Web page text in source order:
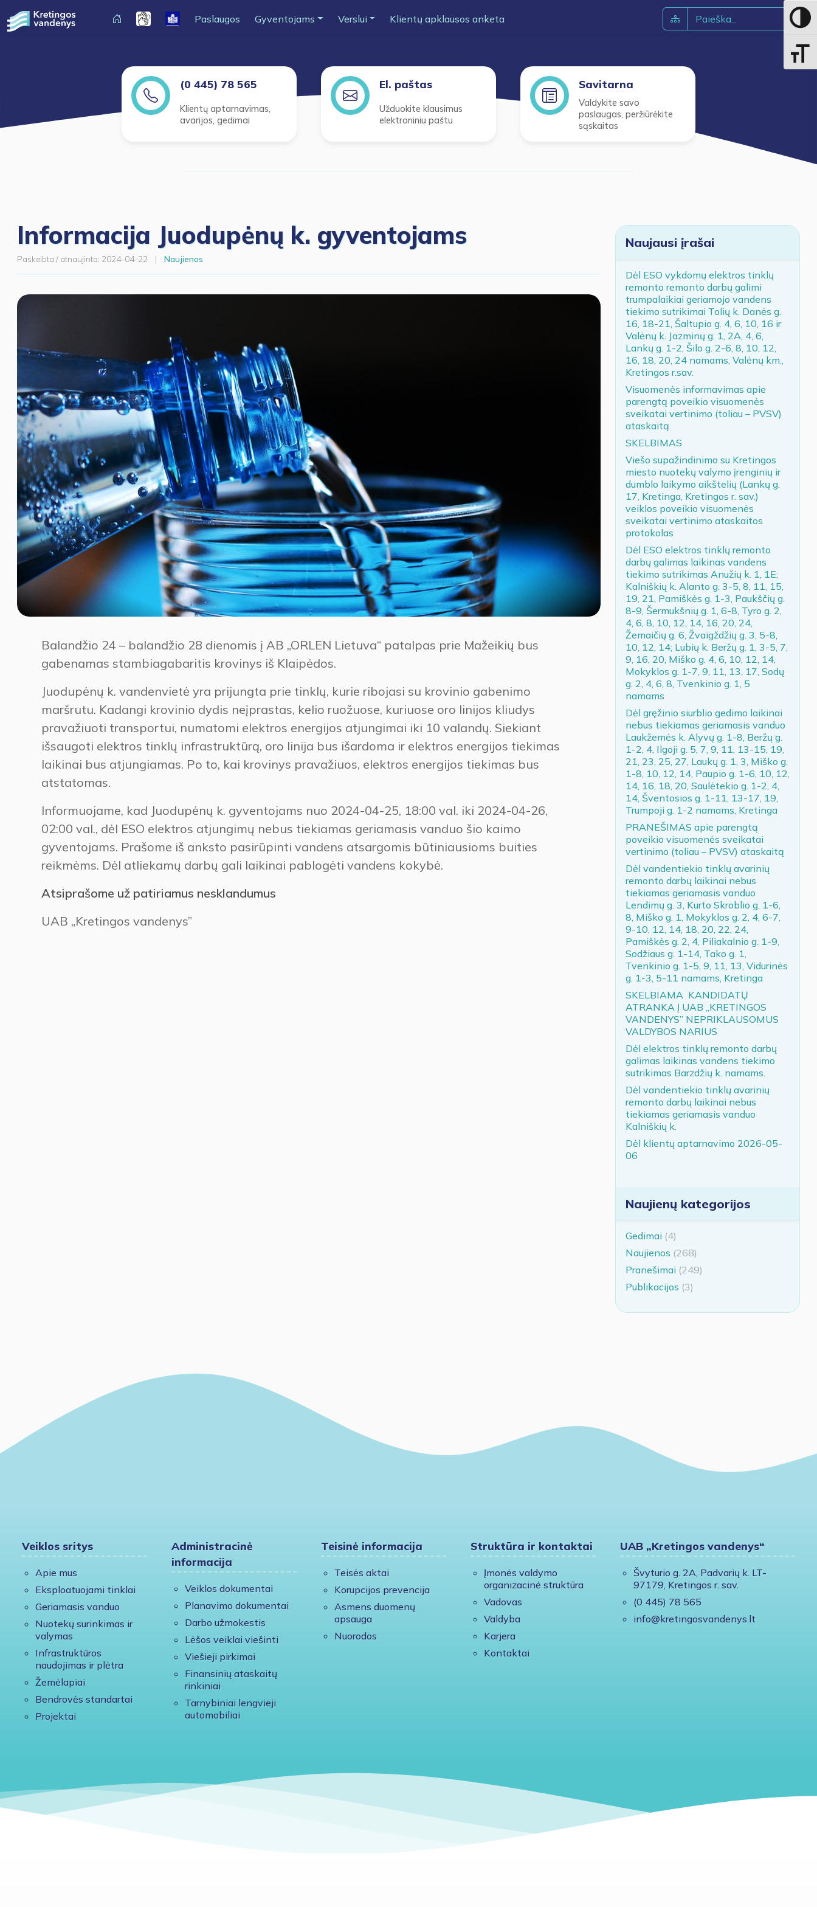
Paslaugos Gyventojams Verslui Klientų apklausos anketa
(0 445) 78 565
Klientų aptarnavimas,
avarijos, gedimai
El. paštas
Užduokite klausimus
elektroniniu paštu
Savitarna
Valdykite savo
paslaugas, peržiūrėkite
sąskaitas
Informacija Juodupėnų k. gyventojams
Paskelbta / atnaujinta: 2024-04-22 | Naujienos
Balandžio 24 – balandžio 28 dienomis į AB „ORLEN Lietuva“ patalpas prie Mažeikių bus
gabenamas stambiagabaritis krovinys iš Klaipėdos.
Juodupėnų k. vandenvietė yra prijungta prie tinklų, kurie ribojasi su krovinio gabenimo
maršrutu. Kadangi krovinio dydis neįprastas, kelio ruožuose, kuriuose oro linijos kliudys
pravažiuoti transportui, numatomi elektros energijos atjungimai iki 10 valandų. Siekiant
išsaugoti elektros tinklų infrastruktūrą, oro linija bus išardoma ir elektros energijos tiekimas
laikinai bus atjungiamas. Po to, kai krovinys pravažiuos, elektros energijos tiekimas bus
atstatomas.
Informuojame, kad Juodupėnų k. gyventojams nuo 2024-04-25, 18:00 val. iki 2024-04-26,
02:00 val., dėl ESO elektros atjungimų nebus tiekiamas geriamasis vanduo šio kaimo
gyventojams. Prašome iš anksto pasirūpinti vandens atsargomis būtiniausioms buities
reikmėms. Dėl atliekamų darbų gali laikinai pablogėti vandens kokybė.
Atsiprašome už patiriamus nesklandumus
UAB „Kretingos vandenys”
Naujausi įrašai
Dėl ESO vykdomų elektros tinklų
remonto remonto darbų galimi
trumpalaikiai geriamojo vandens
tiekimo sutrikimai Tolių k. Danės g.
16, 18-21, Šaltupio g. 4, 6, 10, 16 ir
Valėnų k. Jazminų g. 1, 2A, 4, 6,
Lankų g. 1-2, Šilo g. 2-6, 8, 10, 12,
16, 18, 20, 24 namams, Valėnų km.,
Kretingos r.sav.
Visuomenės informavimas apie
parengtą poveikio visuomenės
sveikatai vertinimo (toliau – PVSV)
ataskaitą
SKELBIMAS
Viešo supažindinimo su Kretingos
miesto nuotekų valymo įrenginių ir
dumblo laikymo aikštelių (Lankų g.
17, Kretinga, Kretingos r. sav.)
veiklos poveikio visuomenės
sveikatai vertinimo ataskaitos
protokolas
Dėl ESO elektros tinklų remonto
darbų galimas laikinas vandens
tiekimo sutrikimas Anužių k. 1, 1E;
Kalniškių k. Alanto g. 3-5, 8, 11, 15,
19, 21, Pamiškės g. 1-3, Paukščių g.
8-9, Šermukšnių g. 1, 6-8, Tyro g. 2,
4, 6, 8, 10, 12, 14, 16, 20, 24,
Žemaičių g. 6, Žvaigždžių g. 3, 5-8,
10, 12, 14; Lubių k. Beržų g. 1, 3-5, 7,
9, 16, 20, Miško g. 4, 6, 10, 12, 14,
Mokyklos g. 1-7, 9, 11, 13, 17, Sodų
g. 2, 4, 6, 8, Tvenkinio g. 1, 5
namams
Dėl gręžinio siurblio gedimo laikinai
nebus tiekiamas geriamasis vanduo
Laukžemės k. Alyvų g. 1-8, Beržų g.
1-2, 4, Ilgoji g. 5, 7, 9, 11, 13-15, 19,
21, 23, 25, 27, Laukų g. 1, 3, Miško g.
1-8, 10, 12, 14, Paupio g. 1-6, 10, 12,
14, 16, 18, 20, Saulėtekio g. 1-2, 4,
14, Šventosios g. 1-11, 13-17, 19,
Trumpoji g. 1-2 namams, Kretinga
PRANEŠIMAS apie parengtą
poveikio visuomenės sveikatai
vertinimo (toliau – PVSV) ataskaitą
Dėl vandentiekio tinklų avarinių
remonto darbų laikinai nebus
tiekiamas geriamasis vanduo
Lendimų g. 3, Kurto Skroblio g. 1-6,
8, Miško g. 1, Mokyklos g. 2, 4, 6-7,
9-10, 12, 14, 18, 20, 22, 24,
Pamiškės g. 2, 4, Piliakalnio g. 1-9,
Sodžiaus g. 1-14, Tako g. 1,
Tvenkinio g. 1-5, 9, 11, 13, Vidurinės
g. 1-3, 5-11 namams, Kretinga
SKELBIAMA KANDIDATŲ
ATRANKA Į UAB „KRETINGOS
VANDENYS” NEPRIKLAUSOMUS
VALDYBOS NARIUS
Dėl elektros tinklų remonto darbų
galimas laikinas vandens tiekimo
sutrikimas Barzdžių k. namams.
Dėl vandentiekio tinklų avarinių
remonto darbų laikinai nebus
tiekiamas geriamasis vanduo
Kalniškių k.
Dėl klientų aptarnavimo 2026-05-
06
Naujienų kategorijos
Gedimai (4)
Naujienos (268)
Pranešimai (249)
Publikacijos (3)
Veiklos sritys
Apie mus
Eksploatuojami tinklai
Geriamasis vanduo
Nuotekų surinkimas ir
valymas
Infrastruktūros
naudojimas ir plėtra
Žemėlapiai
Bendrovės standartai
Projektai
Administracinė
informacija
Veiklos dokumentai
Planavimo dokumentai
Darbo užmokestis
Lėšos veiklai viešinti
Viešieji pirkimai
Finansinių ataskaitų
rinkiniai
Tarnybiniai lengvieji
automobiliai
Teisinė informacija
Teisės aktai
Korupcijos prevencija
Asmens duomenų
apsauga
Nuorodos
Struktūra ir kontaktai
Įmonės valdymo
organizacinė struktūra
Vadovas
Valdyba
Karjera
Kontaktai
UAB „Kretingos vandenys“
Švyturio g. 2A, Padvarių k. LT-
97179, Kretingos r. sav.
(0 445) 78 565
info@kretingosvandenys.lt